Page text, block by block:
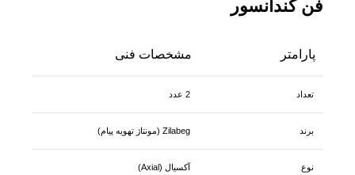
فن کندانسور
پارامتر مشخصات فنی
تعداد 2 عدد
برند Zilabeg (مونتاژ تهویه پیام)
نوع آکسیال (Axial)